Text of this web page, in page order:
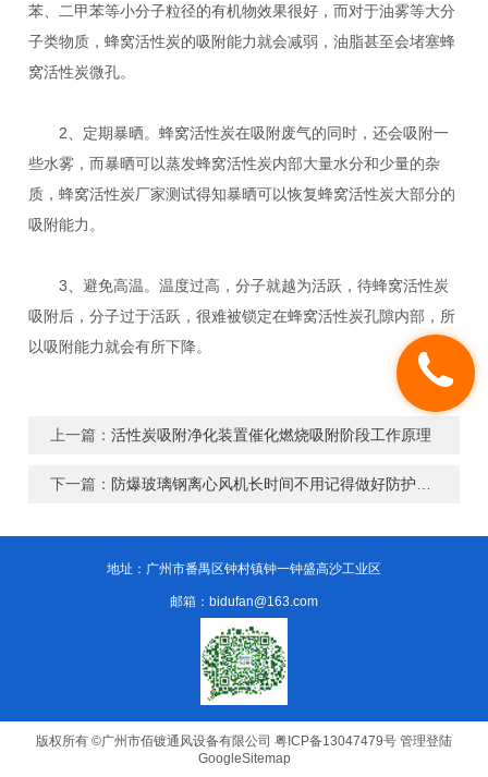
苯、二甲苯等小分子粒径的有机物效果很好，而对于油雾等大分
子类物质，蜂窝活性炭的吸附能力就会减弱，油脂甚至会堵塞蜂
窝活性炭微孔。
2、定期暴晒。蜂窝活性炭在吸附废气的同时，还会吸附一
些水雾，而暴晒可以蒸发蜂窝活性炭内部大量水分和少量的杂
质，蜂窝活性炭厂家测试得知暴晒可以恢复蜂窝活性炭大部分的
吸附能力。
3、避免高温。温度过高，分子就越为活跃，待蜂窝活性炭
吸附后，分子过于活跃，很难被锁定在蜂窝活性炭孔隙内部，所
以吸附能力就会有所下降。
上一篇：活性炭吸附净化装置催化燃烧吸附阶段工作原理
下一篇： 防爆玻璃钢离心风机长时间不用记得做好防护措施
地址：广州市番禺区钟村镇钟一钟盛高沙工业区
邮箱：bidufan@163.com
版权所有 ©广州市佰镀通风设备有限公司 粤ICP备13047479号 管理登陆
GoogleSitemap